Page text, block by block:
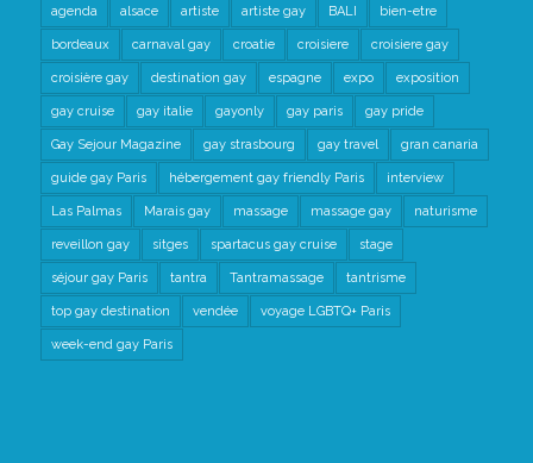
agenda alsace artiste artiste gay BALI bien-etre
bordeaux carnaval gay croatie croisiere croisiere gay
croisière gay destination gay espagne expo exposition
gay cruise gay italie gayonly gay paris gay pride
Gay Sejour Magazine gay strasbourg gay travel gran canaria
guide gay Paris hébergement gay friendly Paris interview
Las Palmas Marais gay massage massage gay naturisme
reveillon gay sitges spartacus gay cruise stage
séjour gay Paris tantra Tantramassage tantrisme
top gay destination vendée voyage LGBTQ+ Paris
week-end gay Paris